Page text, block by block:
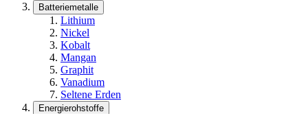
Batteriemetalle
Lithium
Nickel
Kobalt
Mangan
Graphit
Vanadium
Seltene Erden
Energierohstoffe